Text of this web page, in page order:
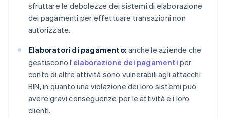
sfruttare le debolezze dei sistemi di elaborazione
dei pagamenti per effettuare transazioni non
autorizzate.
Elaboratori di pagamento: anche le aziende che
gestiscono l'elaborazione dei pagamenti per
conto di altre attività sono vulnerabili agli attacchi
BIN, in quanto una violazione dei loro sistemi può
avere gravi conseguenze per le attività e i loro
clienti.